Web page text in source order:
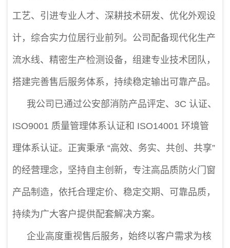
工艺、引进专业人才、深耕技术研发、优化外观设
计，综合实力位居行业前列。公司配备现代化生产
流水线、精密生产检测设备，组建专业技术团队，
搭建完善售后服务体系，持续稳定输出可靠产品。
我公司已通过公安部消防产品评定、3C 认证、
ISO9001 质量管理体系认证和 ISO14001 环境管
理体系认证。正寅秉承 “高效、务实、共创、共享”
的经营理念，坚持自主创新，专注高品质防火门窗
产品制造，依托合理定价、稳定交期、可靠品质，
持续为广大客户提供配套解决方案。
企业高度重视售后服务，始终以客户需求为核